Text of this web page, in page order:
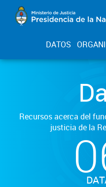
DATOS
Recursos acerca del
justicia de la